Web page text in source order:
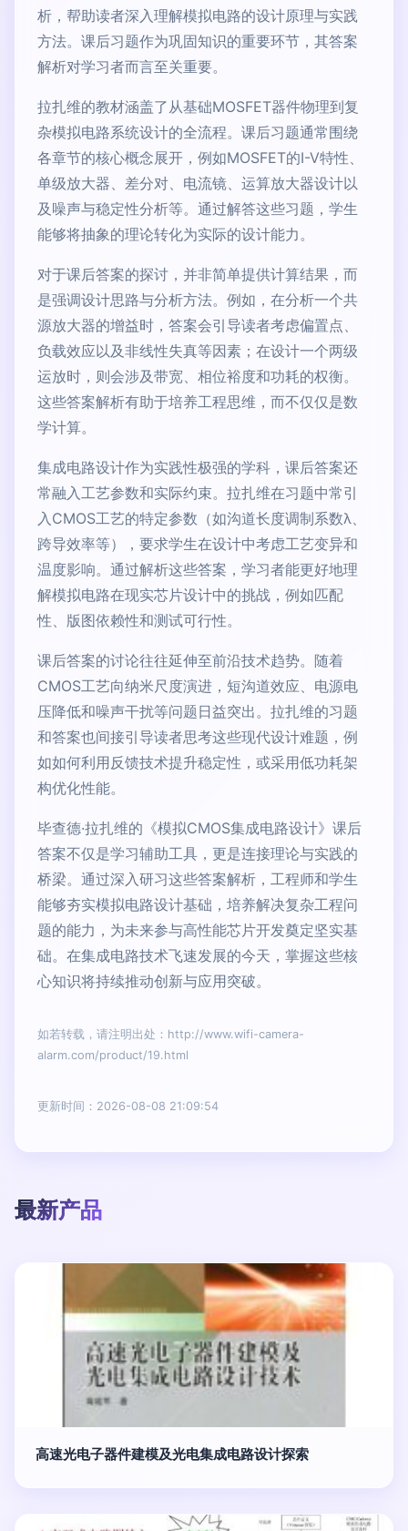
析，帮助读者深入理解模拟电路的设计原理与实践
方法。课后习题作为巩固知识的重要环节，其答案
解析对学习者而言至关重要。
拉扎维的教材涵盖了从基础MOSFET器件物理到复
杂模拟电路系统设计的全流程。课后习题通常围绕
各章节的核心概念展开，例如MOSFET的I-V特性、
单级放大器、差分对、电流镜、运算放大器设计以
及噪声与稳定性分析等。通过解答这些习题，学生
能够将抽象的理论转化为实际的设计能力。
对于课后答案的探讨，并非简单提供计算结果，而
是强调设计思路与分析方法。例如，在分析一个共
源放大器的增益时，答案会引导读者考虑偏置点、
负载效应以及非线性失真等因素；在设计一个两级
运放时，则会涉及带宽、相位裕度和功耗的权衡。
这些答案解析有助于培养工程思维，而不仅仅是数
学计算。
集成电路设计作为实践性极强的学科，课后答案还
常融入工艺参数和实际约束。拉扎维在习题中常引
入CMOS工艺的特定参数（如沟道长度调制系数λ、
跨导效率等），要求学生在设计中考虑工艺变异和
温度影响。通过解析这些答案，学习者能更好地理
解模拟电路在现实芯片设计中的挑战，例如匹配
性、版图依赖性和测试可行性。
课后答案的讨论往往延伸至前沿技术趋势。随着
CMOS工艺向纳米尺度演进，短沟道效应、电源电
压降低和噪声干扰等问题日益突出。拉扎维的习题
和答案也间接引导读者思考这些现代设计难题，例
如如何利用反馈技术提升稳定性，或采用低功耗架
构优化性能。
毕查德·拉扎维的《模拟CMOS集成电路设计》课后
答案不仅是学习辅助工具，更是连接理论与实践的
桥梁。通过深入研习这些答案解析，工程师和学生
能够夯实模拟电路设计基础，培养解决复杂工程问
题的能力，为未来参与高性能芯片开发奠定坚实基
础。在集成电路技术飞速发展的今天，掌握这些核
心知识将持续推动创新与应用突破。
如若转载，请注明出处：http://www.wifi-camera-
alarm.com/product/19.html
更新时间：2026-08-08 21:09:54
最新产品
高速光电子器件建模及光电集成电路设计探索